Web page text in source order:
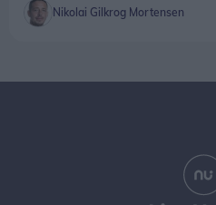
Nikolai Gilkrog Mortensen